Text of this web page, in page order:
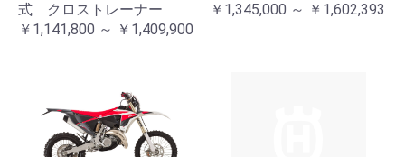
式 クロストレーナー
￥1,141,800 ～ ￥1,409,900
￥1,345,000 ～ ￥1,602,393